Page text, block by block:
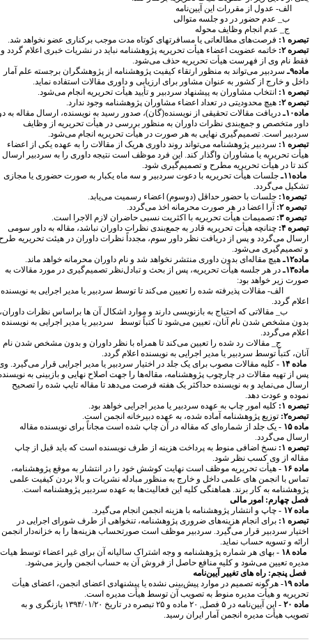
عدول از مقررات این آیین‌نامه
عدم حضور در دو جلسه متوالی
عدم انجام وظایف محوله
۱:
فرصت‌های مطالعاتی یا مسافرتهای کوتاه مدت موجب برکناری عضو نخواهد شد.
۲:
خاتمه عضویت اعضاء هیأت تحریریه پژوهشنامه نباید در نشریات خبری اعلام گردد و
نام وی از فهرست هیأت تحریریه حذف می‌شود.
سردبیر می‌تواند به منظور ارتقاء کیفیت پژوهشنامه از پژوهشگران برجسته علم آمار
و خارج از کشور به عنوان مشاور برای ارزیابی و داوری مقالات استفاده نماید.
۱:
انتخاب مشاوران به پیشنهاد سردبیر و تأیید هیأت تحریریه انجام می‌شود.
۲:
هیچ محدودیتی در تعداد اعضاء مشاوران پژوهشنامه وجود ندارد.
دریافت مقالات تحقیقی از نویسنده(گان)، صدور رسید به نویسنده، ارسال مقاله به دو
متخصص و جمع‌بندی نظرات داوران به منظور بررسی در هیأت تحریریه از وظایف
است. تصمیم‌گیری نهایی به هر صورت در هیأت تحریریه انجام می‌شود.
۱:
سردبیر پژوهشنامه می‌تواند روند داوری هریک از مقالات را به عهده یکی از اعضاء
تحریریه یا مشاوران واگذار کند. این فرد موظف است نتیجه داوری را به سردبیر ارسال
تا در هیأت تحریریه مطرح و تصمیم‌گیری شود.
جلسات هیأت تحریریه با دعوت سردبیر و سه ماه یکبار به صورت حضوری یا مجازی
می‌گردد.
جلسات با حضور حداقل (دوسوم) اعضاء رسمیت می‌یابد.
۲:
آرا اعضا در هر صورت محرمانه اخذ می‌گردد.
۳:
تصمیمات هیأت تحریریه با اکثریت نسبی حاضران لازم ‌الاجرا است.
۴:
چنانچه هیأت تحریریه قادر به جمع‌بندی نظرات داوران نباشد، مقاله به داور سومی
می‌گردد و پس از دریافت نظر داور سوم، مجدداً نظرات داوران در هیئت تحریریه طرح
تصمیم‌گیری می‌شود.
هیچ مقاله‌ای بدون داوری منتشر نخواهد شد و نام داوران محرمانه خواهد ماند.
در هر جلسه هیأت تحریریه، پس از بحث و تبادل‌نظر تصمیم‌گیری در مورد مقالات به
زیر خواهد بود:
مقالات پذیرفته شده را تعیین می‌کند تا توسط سردبیر یا مدیر اجرایی به نویسنده
‌گردد.
مقالاتی که احتیاج به بازنویسی دارند و موارد اشکال آن ها براساس نظرات داوران،
مشخص شدن نام آنان، تعیین می‌شود تا کتباً توسط سردبیر یا مدیر اجرایی به نویسنده
می‌گردد.
مقالات رد شده را تعیین می‌کند تا همراه با نظر داوران و بدون مشخص شدن نام
کتباً توسط سردبیر یا مدیر اجرایی به نویسنده اعلام ‌گردد.
۱۴ -
کلیه مقالات مصوب برای یک جلد در اختیار سردبیر یا مدیر اجرایی قرار می‌گیرد. وی
از تهیه مقالات در چارچوب پژوهشنامه، مقاله‌ها را جهت اصلاح نهایی و بازبینی به نویسنده
می‌نماید و به نویسنده حداکثر یک هفته فرصت می‌دهد تا مقاله تایپ شده را تصحیح
و عودت دهد.
۱:
کلیه امور چاپ به عهده سردبیر یا مدیر اجرایی خواهد بود.
توزیع پژوهشنامه آماده شده، به عهده دبیرخانه انجمن است.
۱۵ -
یک جلد از شماره‌ای که مقاله در آن چاپ شده است مجاناً برای نویسنده مقاله
می‌گردد.
۱:
نسخ اضافی منوط به پرداخت هزینه از طرف نویسنده است که باید قبل از چاپ
از وی کسب نظر شود.
۱۶ -
هیأت تحریریه موظف است نهایت کوشش خود را در انتشار به موقع پژوهشنامه،
با انجمن های علمی داخل و خارج به منظور مبادله نشریات و بالا بردن کیفیت علمی
به کار برند. هماهنگی کلیه این فعالیت‌ها به عهده سردبیر پژوهشنامه است.
چهارم: امور مالی
۱۷ -
چاپ و انتشار پژوهشنامه با هزینه انجمن انجام می‌گیرد.
۱:
برای انجام هزینه‌های ضروری پژوهشنامه، تنخواهی از طرف شورای اجرایی در
سردبیر قرار می‌گیرد. سردبیر موظف است صورتحساب هزینه‌ها را به خزانه‌دار انجمن
و تسویه حساب نماید.
۱۸ -
بهای هر شماره پژوهشنامه و وجه اشتراک سالیانه آن برای غیر اعضاء توسط هیات
تعیین می‌شود و کلیه منافع حاصل از فروش آن به حساب انجمن واریز می‌شود.
پنجم: راه های تغییر آیین‌نامه
۱۹-
هرگونه تصمیم در موارد پیش‌بینی نشده یا پیشنهادی اعضای انجمن، اعضای هیأت
و هیأت مدیره منوط به تصویب آن توسط هیأت مدیره است.
۲۰ -
این آیین‌نامه در ۵ فصل, ۲۰ ماده و ۲۵ تبصره در تاریخ ۱۳۹۴/۰۱/۲۰ بازنگری و به
هیأت مدیره انجمن آمار ایران رسید.